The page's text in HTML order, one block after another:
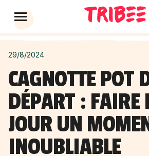
29/8/2024
CAGNOTTE POT
DÉPART : FAIRE
JOUR UN
INOUBLIABLE